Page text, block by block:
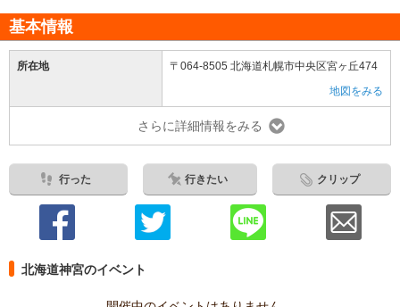
基本情報
所在地
〒064-8505 北海道札幌市中央区宮ヶ丘474
地図をみる
さらに詳細情報をみる
行った 行きたい クリップ
北海道神宮のイベント